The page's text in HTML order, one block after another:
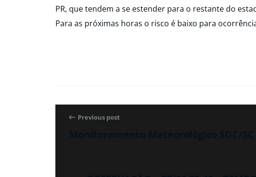
PR, que tendem a se estender para o restante do
Para as próximas horas o risco é baixo para
Previous post